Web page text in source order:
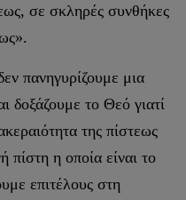
σε σκληρές συνθήκες
πανηγυρίζουμε μια
δοξάζουμε το Θεό γιατί
της πίστεως
πίστη η οποία είναι το
επιτέλους στη